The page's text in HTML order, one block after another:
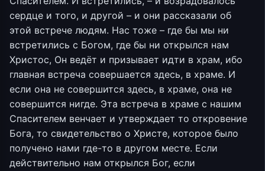
сердце и того, и другой – и они рассказали об
этой встрече людям. Нас тоже – где бы мы ни
встретились с Богом, где бы ни открылся нам
Христос, Он ведёт и призывает идти в храм, ибо
главная встреча совершается здесь, в храме. И
если она не совершится здесь, в храме, она не
совершится нигде. Эта встреча в храме с нашим
Спасителем венчает и утверждает то откровение
Бога, то свидетельство о Христе, которое было
получено нами где-то в другом месте. Если
действительно нам открылся Бог, если